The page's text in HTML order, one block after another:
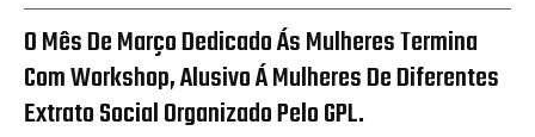
O Mês De Março Dedicado Ás Mulheres Termina
Com Workshop, Alusivo Á Mulheres De Diferentes
Extrato Social Organizado Pelo GPL.